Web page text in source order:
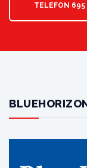
TELEFON